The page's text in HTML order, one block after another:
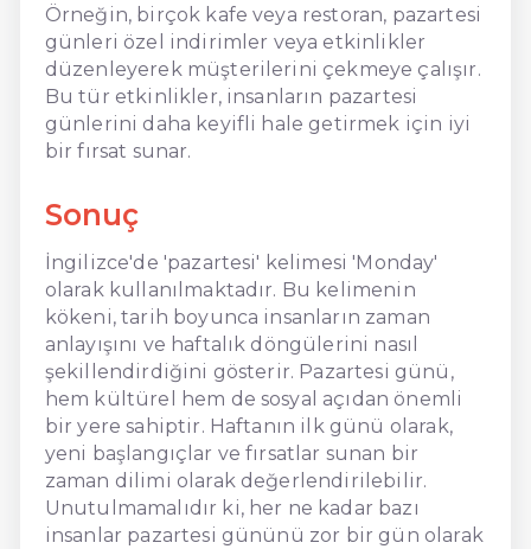
Örneğin, birçok kafe veya restoran, pazartesi
günleri özel indirimler veya etkinlikler
düzenleyerek müşterilerini çekmeye çalışır.
Bu tür etkinlikler, insanların pazartesi
günlerini daha keyifli hale getirmek için iyi
bir fırsat sunar.
Sonuç
İngilizce'de 'pazartesi' kelimesi 'Monday'
olarak kullanılmaktadır. Bu kelimenin
kökeni, tarih boyunca insanların zaman
anlayışını ve haftalık döngülerini nasıl
şekillendirdiğini gösterir. Pazartesi günü,
hem kültürel hem de sosyal açıdan önemli
bir yere sahiptir. Haftanın ilk günü olarak,
yeni başlangıçlar ve fırsatlar sunan bir
zaman dilimi olarak değerlendirilebilir.
Unutulmamalıdır ki, her ne kadar bazı
insanlar pazartesi gününü zor bir gün olarak